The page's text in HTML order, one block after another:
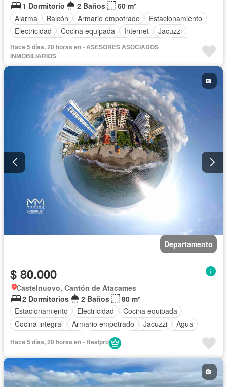
1 Dormitorio
2 Baños
60 m²
Alarma
Balcón Armario empotrado
Estacionamiento
Electricidad
Cocina equipada Internet
Jacuzzi
Cocina integral
Vista panorámica Terraza
Patio
Área para niños
Acceso para personas con discapacidad
Jardín
Parrilla
Garita de guardianía
Ascensor Seguridad
Sauna
Wifi Completamente amoblado
Hace 5 días, 20 horas en - ASESORES ASOCIADOS
INMOBILIARIOS
Departamento
$ 80.000
Castelnuovo, Cantón de Atacames
2 Dormitorios
2 Baños
80 m²
Estacionamiento
Electricidad
Cocina equipada
Cocina integral
Armario empotrado Jacuzzi
Agua
Ascensor
Completamente amoblado
Hace 5 días, 20 horas en - Realpro